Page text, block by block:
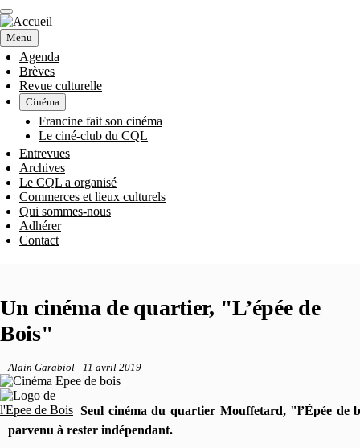
Aller
au
contenu
principal
Menu
NAVIGATION
PRINCIPALE
Agenda
Brèves
Revue culturelle
Cinéma
Francine fait son cinéma
Le ciné-club du CQL
Entrevues
Archives
Le CQL a organisé
Commerces et lieux culturels
Qui sommes-nous
Adhérer
Contact
Un cinéma de quartier, "L’épée de
Bois"
Alain Garabiol 11 avril 2019
Seul cinéma du quartier Mouffetard, "l’Épée de
parvenu à rester indépendant.